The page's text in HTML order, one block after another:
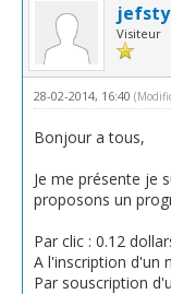
Visiteur
28-02-2014, 16:40
Bonjour a tous,
Je me présente je
proposons un
Par clic : 0.12
A l'inscription d'un
Par souscription